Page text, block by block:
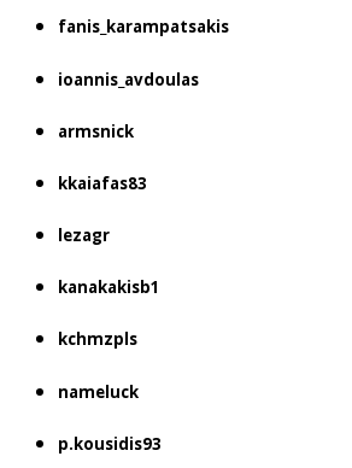
fanis_karampatsakis
ioannis_avdoulas
armsnick
kkaiafas83
lezagr
kanakakisb1
kchmzpls
nameluck
p.kousidis93